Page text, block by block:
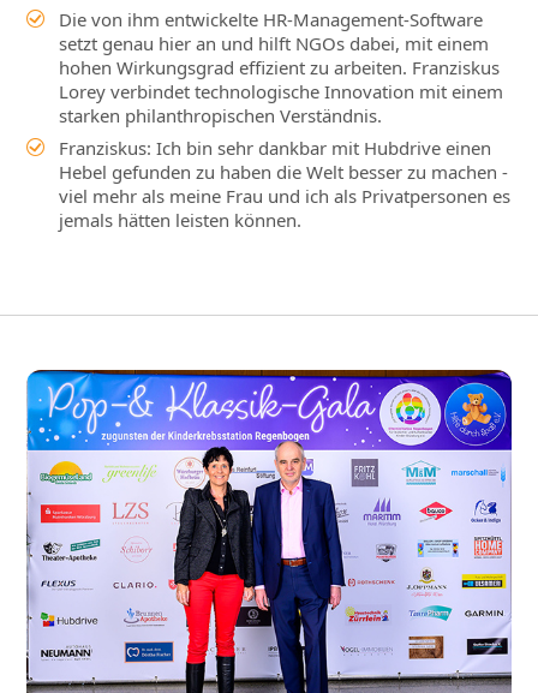
Die von ihm entwickelte HR-Management-Software
setzt genau hier an und hilft NGOs dabei, mit einem
hohen Wirkungsgrad effizient zu arbeiten. Franziskus
Lorey verbindet technologische Innovation mit einem
starken philanthropischen Verständnis.
Franziskus: Ich bin sehr dankbar mit Hubdrive einen
Hebel gefunden zu haben die Welt besser zu machen -
viel mehr als meine Frau und ich als Privatpersonen es
jemals hätten leisten können.